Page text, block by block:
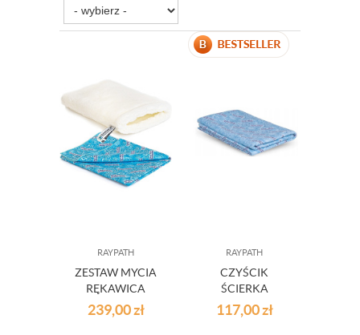
RAYPATH
ZESTAW MYCIA
RĘKAWICA
SUNBEAM DO
SPRZĄTANIA
239,00zł
RAYPATH
CZYŚCIK
ŚCIERKA
SUNBEAM DO
POLEROWANIA
117,00zł